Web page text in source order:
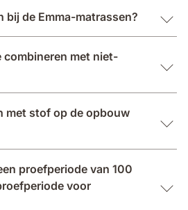
bij de Emma-matrassen?
combineren met niet-
met stof op de opbouw
proefperiode van 100
voor